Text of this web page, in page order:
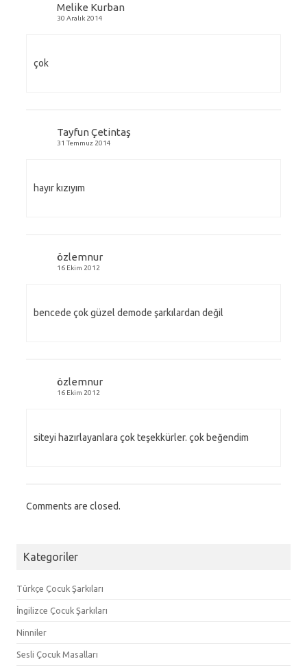
Melike Kurban
30 Aralık 2014
çok
Tayfun Çetintaş
31 Temmuz 2014
hayır kızıyım
özlemnur
16 Ekim 2012
bencede çok güzel demode şarkılardan değil
özlemnur
16 Ekim 2012
siteyi hazırlayanlara çok teşekkürler. çok beğendim
Comments are closed.
Kategoriler
Türkçe Çocuk Şarkıları
İngilizce Çocuk Şarkıları
Ninniler
Sesli Çocuk Masalları